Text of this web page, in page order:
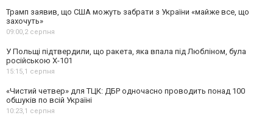
Трамп заявив, що США можуть забрати з України «майже все, що
захочуть»
09:00,2 серпня
У Польщі підтвердили, що ракета, яка впала під Любліном, була
російською Х-101
15:15,1 серпня
«Чистий четвер» для ТЦК: ДБР одночасно проводить понад 100
обшуків по всій Україні
10:23,1 серпня